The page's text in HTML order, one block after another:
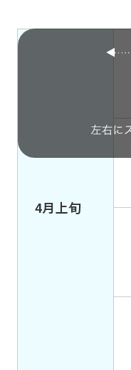
法学部
心理学部
4月上旬